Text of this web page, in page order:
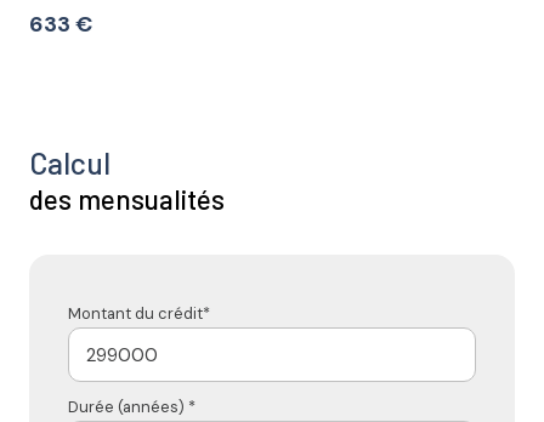
633 €
Calcul
des mensualités
Montant du crédit*
Durée (années) *